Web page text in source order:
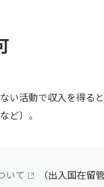
い活動で収入を得る
ど）。
いて （出入国在留